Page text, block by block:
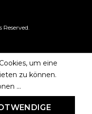
um eine
zu können.
...